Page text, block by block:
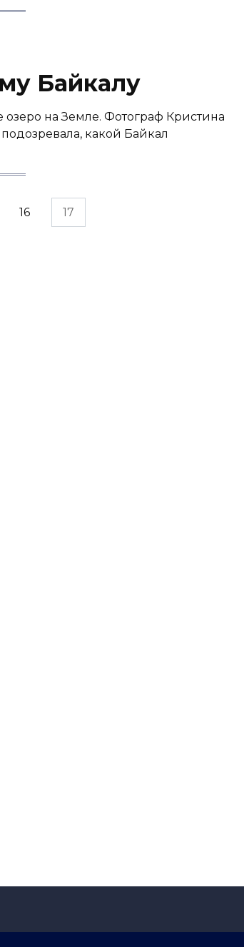
Байкалу
озеро на Земле. Фотограф Кристина
какой Байкал
16 17